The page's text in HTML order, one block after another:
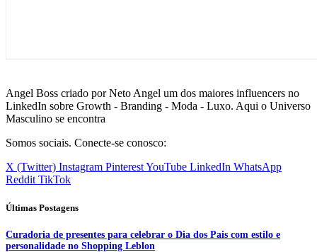
Angel Boss criado por Neto Angel um dos maiores influencers no
LinkedIn sobre Growth - Branding - Moda - Luxo. Aqui o Universo
Masculino se encontra
Somos sociais. Conecte-se conosco:
X (Twitter) Instagram PinterestYouTube LinkedIn WhatsApp
Reddit TikTok
Últimas Postagens
Curadoria de presentes para celebrar o Dia dos Pais com estilo e
personalidade no Shopping Leblon